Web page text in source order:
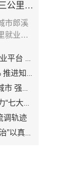
宣城郎溪打造“三公里”就业圈智慧就业平台 为居民提供就业岗位
市郎溪
就业圈
就业岗位
强市建设
宜居性
”建设
调轨迹
换真心